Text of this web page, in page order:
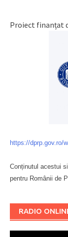
Proiect finanțat
https://dprp.gov.ro/
Conținutul acestui
pentru Românii de
RADIO